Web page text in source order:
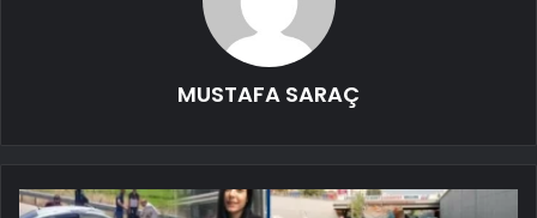
MUSTAFA SARAÇ